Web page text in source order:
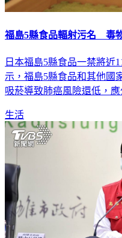
福島5縣食品輻射污名 毒
日本福島5縣食品一禁將近
示，福島5縣食品和其他國
吸菸導致肺癌風險還低，
生活